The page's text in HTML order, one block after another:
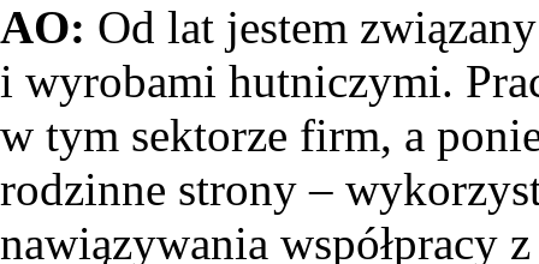
AO: Od lat jestem
i wyrobami hutniczymi.
w tym sektorze firm, a
rodzinne strony –
nawiązywania współpracy